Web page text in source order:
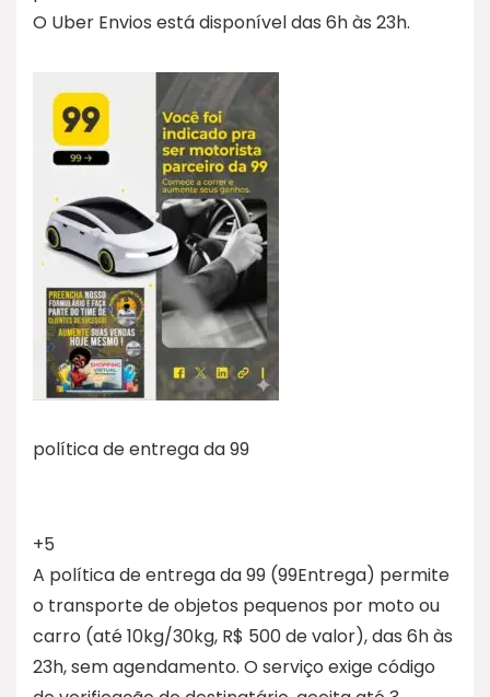
O Uber Envios está disponível das 6h às 23h.
política de entrega da 99
+5
A política de entrega da 99 (99Entrega) permite
o transporte de objetos pequenos por moto ou
carro (até 10kg/30kg, R$ 500 de valor), das 6h às
23h, sem agendamento. O serviço exige código